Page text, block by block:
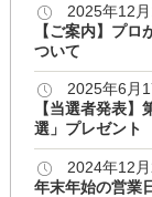
2025年12
【ご案内】プ
ついて
2025年6月
【当選者発表
選」プレゼント
2024年12
年末年始の営業